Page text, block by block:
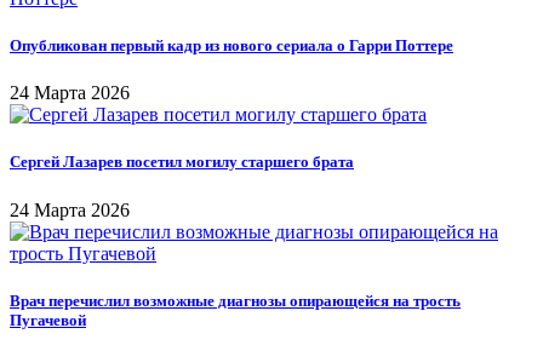
Опубликован первый кадр из нового сериала о Гарри Поттере
24 Марта 2026
Сергей Лазарев посетил могилу старшего брата
24 Марта 2026
Врач перечислил возможные диагнозы опирающейся на трость
Пугачевой